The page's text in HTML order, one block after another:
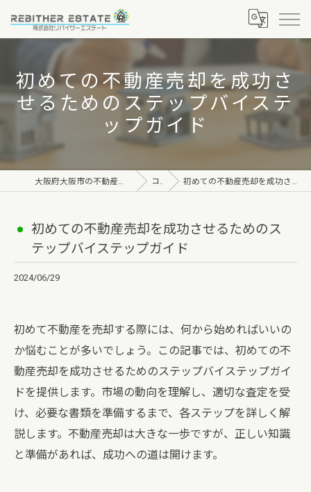
初めての不動産売却を成功さ
せるためのステップバイステ
ップガイド
大阪府大阪市の不動産なら株式会社リバイザーエステート コラム 初めての不動産売却を成功させるためのステップバイステップガイド
初めての不動産売却を成功させるためのス
テップバイステップガイド
2024/06/29
初めて不動産を売却する際には、何から始めればいいの
か悩むことが多いでしょう。この記事では、初めての不
動産売却を成功させるためのステップバイステップガイ
ドを提供します。市場の動向を理解し、適切な査定を受
け、必要な書類を準備するまで、各ステップを詳しく解
説します。不動産売却は大きな一歩ですが、正しい知識
と準備があれば、成功への道は開けます。